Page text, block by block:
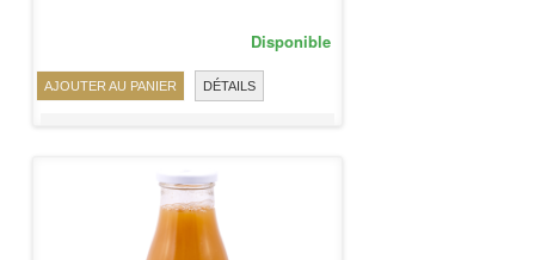
AJOUTER AU PANIER DÉTAILS
Disponible